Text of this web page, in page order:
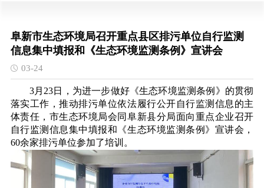
阜新市生态环境局召开重点县区排污单位自行监测
信息集中填报和《生态环境监测条例》宣讲会
03-24
3月23日，为进一步做好《生态环境监测条例》的贯彻
落实工作，推动排污单位依法履行公开自行监测信息的主
体责任，市生态环境局会同阜新县分局面向重点企业召开
自行监测信息集中填报和《生态环境监测条例》宣讲会，
60余家排污单位参加了培训。